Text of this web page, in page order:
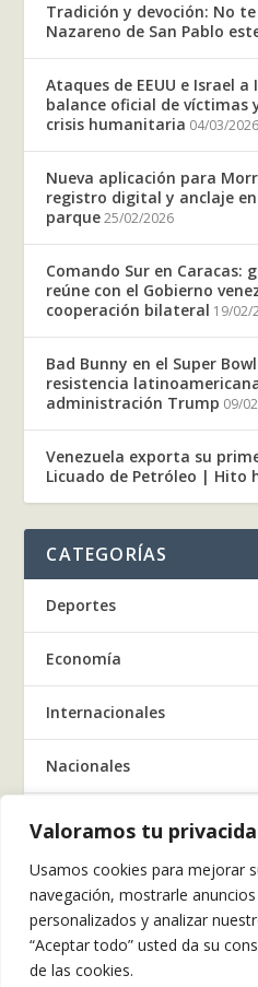
Valoramos tu
Usamos cookies para mejorar
navegación, mostrarle
personalizados y analizar
“Aceptar todo” usted da su
de las cookies.
Tradición y devoción: No
Nazareno de San Pablo
Ataques de EEUU e Israel
balance oficial de víctimas
crisis humanitaria 04/03/2026
Nueva aplicación para
registro digital y anclaje
parque 25/02/2026
Comando Sur en Caracas:
reúne con el Gobierno
cooperación bilateral 19/02/
Bad Bunny en el Super
resistencia
administración Trump 09/
Venezuela exporta su
Licuado de Petróleo | Hito
CATEGORÍAS
Deportes
Economía
Internacionales
Nacionales
Regionales
Salud
Tecnología
Tendencia